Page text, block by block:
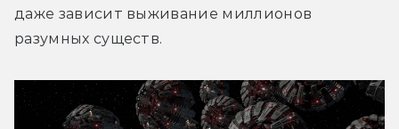
даже зависит выживание миллионов
разумных существ.